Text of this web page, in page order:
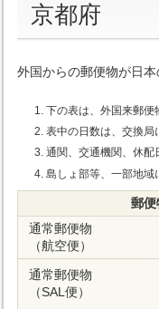
京都府
外国からの郵便物が日
下の表は、外国来郵便
表中の日数は、交換局
通関、交通機関、休配
島しょ部等、一部地域
郵便
通常郵便物
（航空便）
通常郵便物
（SAL便）